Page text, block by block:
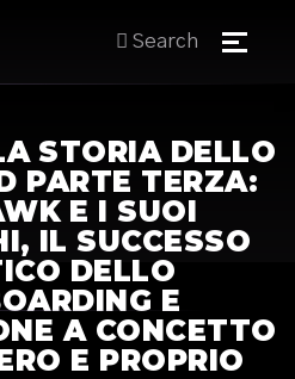
Search
STORIA DELLO
PARTE TERZA:
E I SUOI
IL SUCCESSO
DELLO
E
A CONCETTO
E PROPRIO